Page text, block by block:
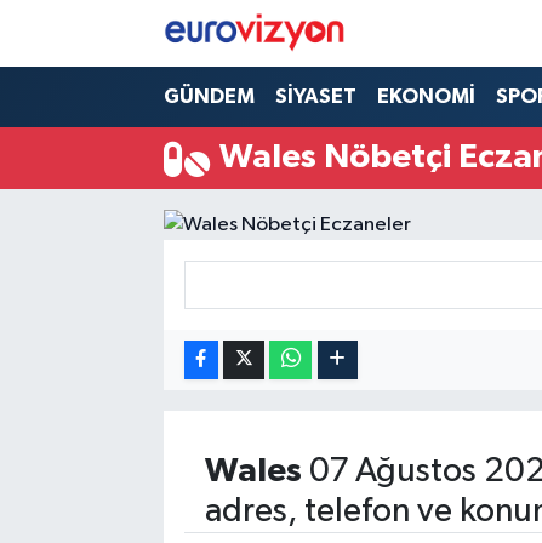
GÜNDEM SİYASET EKONOMİ
Wales Nöbetçi
Wales 07 Ağustos
adres, telefon ve